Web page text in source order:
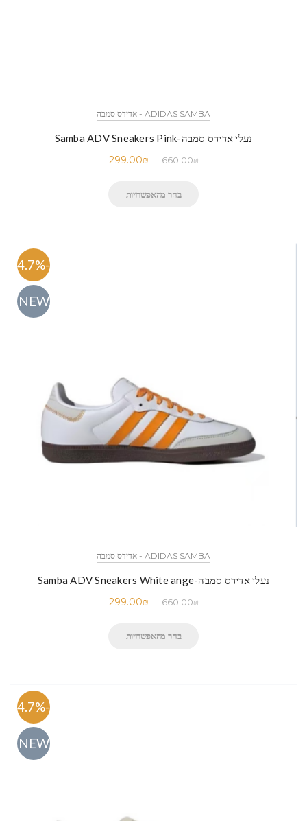
ADIDAS SAMBA - אדידס סמבה
נעלי אדידס סמבה-Samba ADV Sneakers Pink
660.00₪
299.00₪
בחר מהאפשרויות
-54.7%
NEW
ADIDAS SAMBA - אדידס סמבה
נעלי אדידס סמבה-Samba ADV Sneakers White ange
660.00₪
299.00₪
בחר מהאפשרויות
-54.7%
NEW